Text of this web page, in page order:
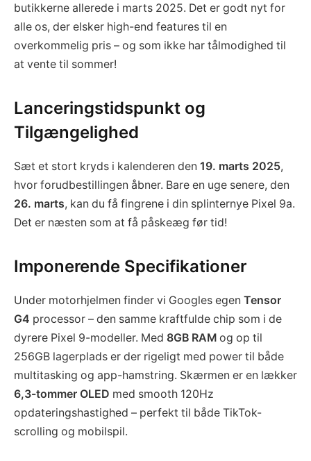
butikkerne allerede i marts 2025. Det er godt nyt for
alle os, der elsker high-end features til en
overkommelig pris – og som ikke har tålmodighed til
at vente til sommer!
Lanceringstidspunkt og
Tilgængelighed
Sæt et stort kryds i kalenderen den 19. marts 2025,
hvor forudbestillingen åbner. Bare en uge senere, den
26. marts, kan du få fingrene i din splinternye Pixel 9a.
Det er næsten som at få påskeæg før tid!
Imponerende Specifikationer
Under motorhjelmen finder vi Googles egen Tensor
G4 processor – den samme kraftfulde chip som i de
dyrere Pixel 9-modeller. Med 8GB RAM og op til
256GB lagerplads er der rigeligt med power til både
multitasking og app-hamstring. Skærmen er en lækker
6,3-tommer OLED med smooth 120Hz
opdateringshastighed – perfekt til både TikTok-
scrolling og mobilspil.